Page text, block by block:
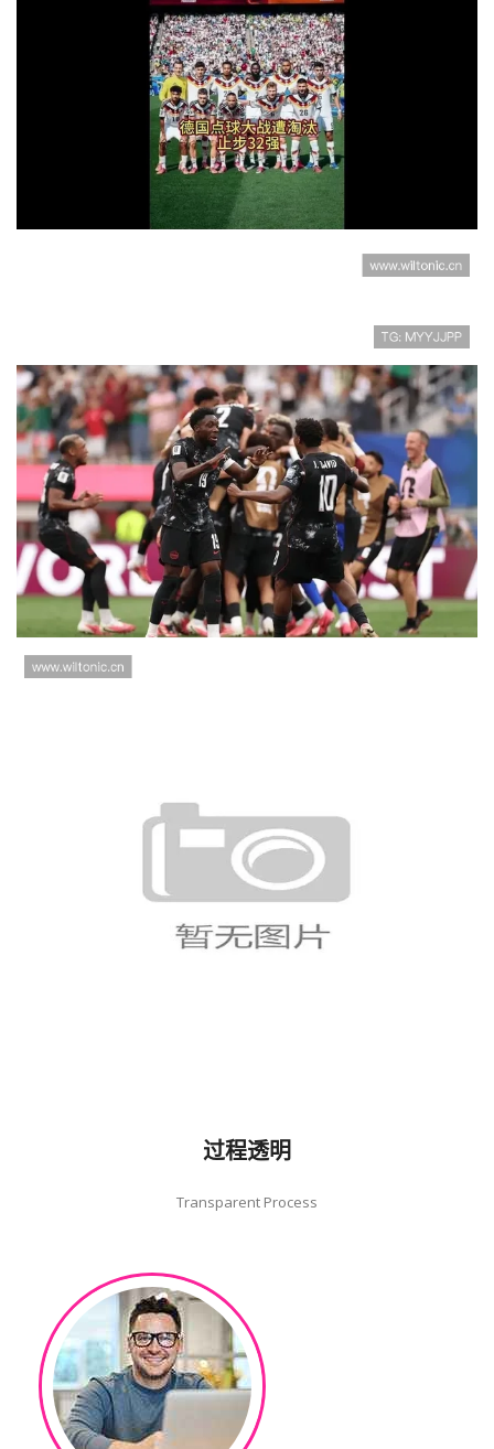
2026世界杯32强阶段回顾：点球大
战成为淘汰赛焦点
2026世界杯16强赛：摩洛哥3-0击败
加拿大，强势闯进八强
世界杯L组平均年龄数据统计
过程透明
Transparent Process